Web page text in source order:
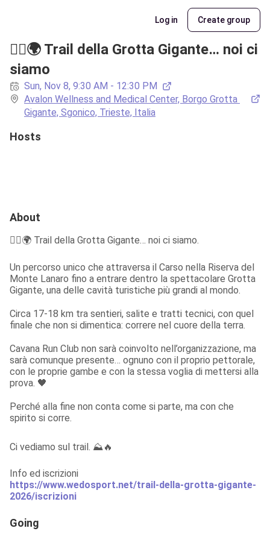
Log in Create group
🏃‍♂️🌍 Trail della Grotta Gigante… noi ci
siamo
Sun, Nov 8, 9:30 AM - 12:30 PM
Avalon Wellness and Medical Center, Borgo Grotta
Gigante, Sgonico, Trieste, Italia
Hosts
About
🏃‍♂️🌍 Trail della Grotta Gigante… noi ci siamo.
Un percorso unico che attraversa il Carso nella Riserva del
Monte Lanaro fino a entrare dentro la spettacolare Grotta
Gigante, una delle cavità turistiche più grandi al mondo.
Circa 17-18 km tra sentieri, salite e tratti tecnici, con quel
finale che non si dimentica: correre nel cuore della terra.
Cavana Run Club non sarà coinvolto nell’organizzazione, ma
sarà comunque presente… ognuno con il proprio pettorale,
con le proprie gambe e con la stessa voglia di mettersi alla
prova. 🖤
Perché alla fine non conta come si parte, ma con che
spirito si corre.
Ci vediamo sul trail. ⛰️🔥
https://www.wedosport.net/trail-della-grotta-gigante-
2026/iscrizioni
Going